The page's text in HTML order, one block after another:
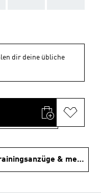
dir deine übliche
Spanien-Trikots, Spanien-Trainingsanzüge & mehr Shoppen